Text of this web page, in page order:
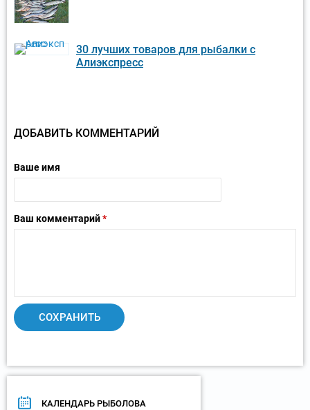
30 лучших товаров для рыбалки с
Алиэкспресс
ДОБАВИТЬ КОММЕНТАРИЙ
Ваше имя
Ваш комментарий*
КАЛЕНДАРЬ РЫБОЛОВА